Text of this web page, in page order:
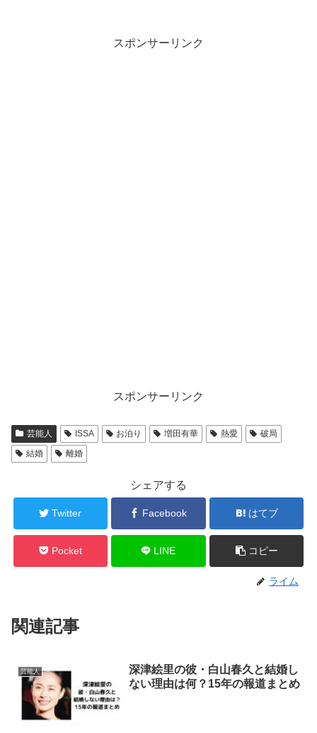
スポンサーリンク
スポンサーリンク
芸能人 ISSA お泊り 増田有華 熱愛
破局
結婚
離婚
シェアする
Twitter Facebook はてブ
Pocket LINE コピー
ライム
関連記事
芸能人
深津絵里の彼・白山春久と結婚し
ない理由は何？15年の報道まとめ